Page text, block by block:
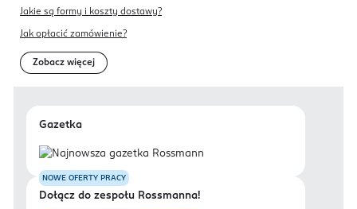
Jakie są formy i koszty dostawy?
Jak opłacić zamówienie?
Zobacz więcej
Gazetka
NOWE OFERTY PRACY
Dołącz do zespołu Rossmanna!